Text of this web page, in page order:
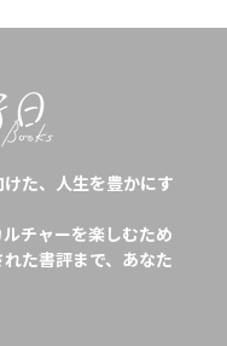
た、人生を豊かにす
チャーを楽しむため
た書評まで、あなた